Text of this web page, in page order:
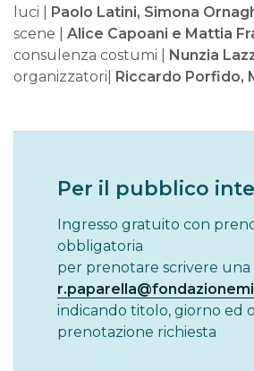
luci |
Paolo Latini, Simona
scene | Alice Capoani e Mattia
consulenza costumi |
Nunzia
organizzatori| Riccardo Porfido,
Per il pubblico
Ingresso gratuito con
obbligatoria
per prenotare scrivere una
indicando titolo, giorno ed
prenotazione richiesta